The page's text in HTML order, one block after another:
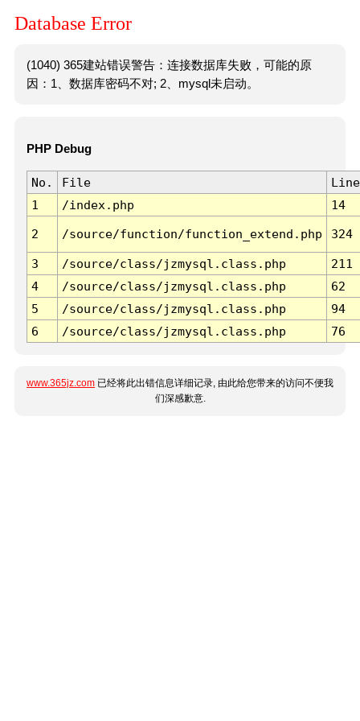
Database Error
(1040) 365建站错误警告：连接数据库失败，可能的原
因：1、数据库密码不对; 2、mysql未启动。
PHP Debug
No. File
Line
1
/index.php 14
2 /source/function/function_extend.php 324
3 /source/class/jzmysql.class.php
211
4
/source/class/jzmysql.class.php
62
5
/source/class/jzmysql.class.php
94
6
/source/class/jzmysql.class.php 76
www.365jz.com 已经将此出错信息详细记录, 由此给您带来的访问不便我
们深感歉意.